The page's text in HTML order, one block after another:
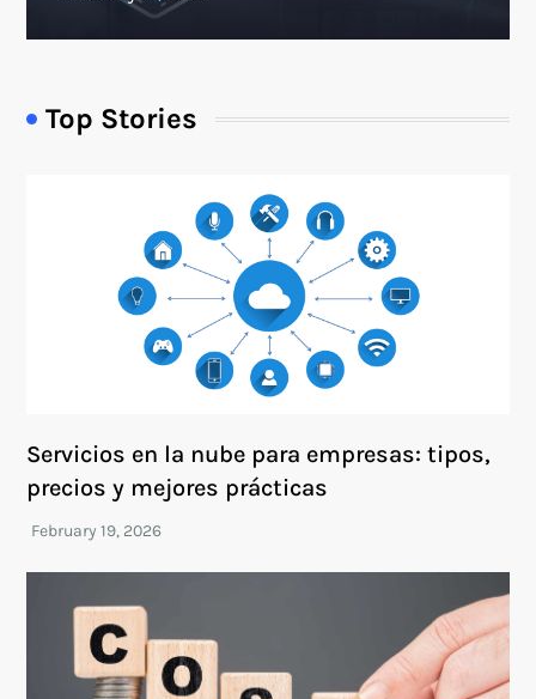
Top Stories
Servicios en la nube para empresas: tipos,
precios y mejores prácticas